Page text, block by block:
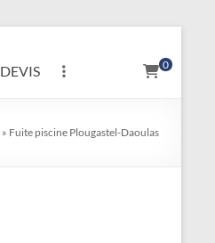
0
DEVIS
» Fuite piscine Plougastel-Daoulas